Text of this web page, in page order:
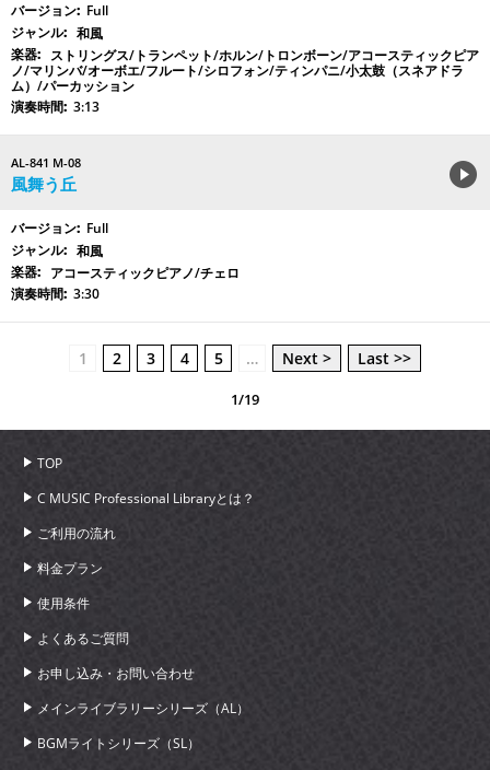
Full
和風
ストリングス/トランペット/ホルン/トロンボーン/アコースティックピア
ノ/マリンバ/オーボエ/フルート/シロフォン/ティンパニ/小太鼓（スネアドラ
ム）/パーカッション
3:13
AL-841 M-08
風舞う丘
Full
和風
アコースティックピアノ/チェロ
3:30
1 2 3 4 5 … Next > Last >>
1/19
TOP
C MUSIC Professional Libraryとは？
ご利用の流れ
料金プラン
使用条件
よくあるご質問
お申し込み・お問い合わせ
メインライブラリーシリーズ（AL）
BGMライトシリーズ（SL）